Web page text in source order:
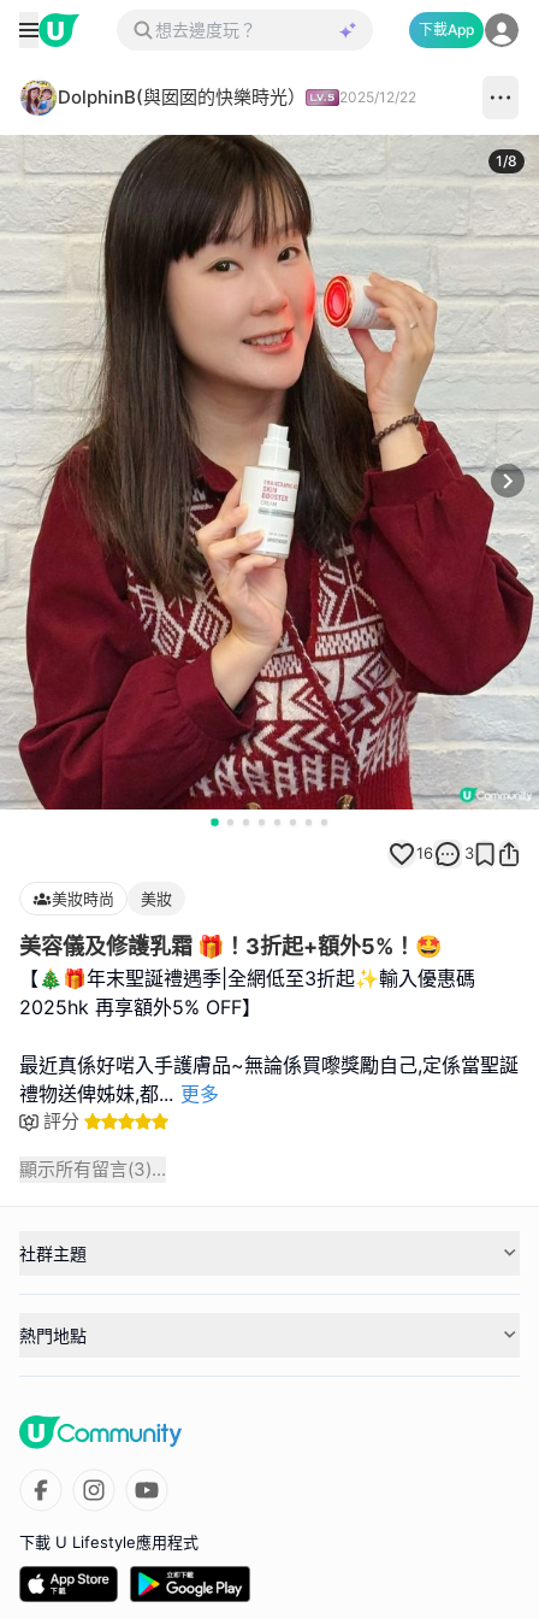
下載App
DolphinB(與囡囡的快樂時光） 2025/12/22
1/8
16 3
美妝時尚 美妝
美容儀及修護乳霜 🎁！3折起+額外5%！🤩
【🎄🎁年末聖誕禮遇季|全網低至3折起✨輸入優惠碼
2025hk 再享額外5% OFF】
最近真係好啱入手護膚品~無論係買嚟獎勵自己,定係當聖誕
禮物送俾姊妹,都... 更多
評分
顯示所有留言(3)...
社群主題
熱門地點
下載 U Lifestyle應用程式